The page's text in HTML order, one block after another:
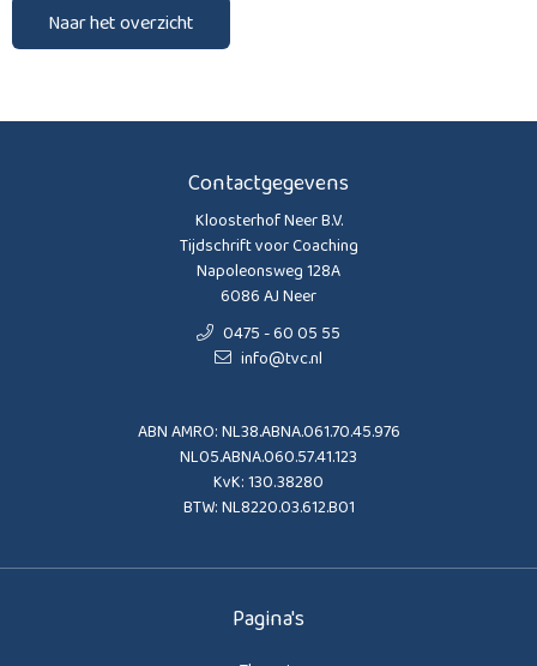
Naar het overzicht
Contactgegevens
Kloosterhof Neer B.V.
Tijdschrift voor Coaching
Napoleonsweg 128A
6086 AJ Neer
0475 - 60 05 55
info@tvc.nl
ABN AMRO: NL38.ABNA.061.70.45.976
NL05.ABNA.060.57.41.123
KvK: 130.38280
BTW: NL8220.03.612.B01
Pagina's